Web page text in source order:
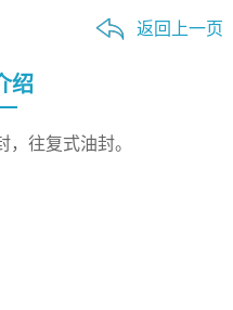
返回上一页
绍
往复式油封。